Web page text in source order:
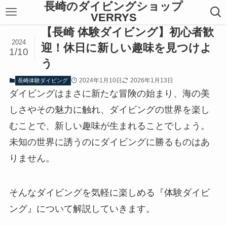
長崎のダイビングショップ
VERRYS
【長崎 体験ダイビング】初心者歓
迎！休日に新しい趣味を見つけよ
う
2024
1/10
長崎体験ダイビング 2024年1月10日 2026年1月13日
ダイビングはまさに新たな冒険の始まり、海の美
しさやその魅力に触れ、ダイビングの世界を楽し
むことで、新しい趣味が生まれることでしょう。
未知の世界に誘うのにダイビングに勝るものはあ
りません。
そんなダイビングを気軽に楽しめる『体験ダイビ
ング』について解説していきます。